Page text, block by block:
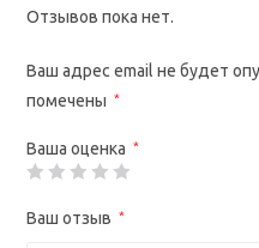
Отзывов пока нет.
Ваш адрес email не будет
помечены
*
Ваша оценка *
Ваш отзыв *